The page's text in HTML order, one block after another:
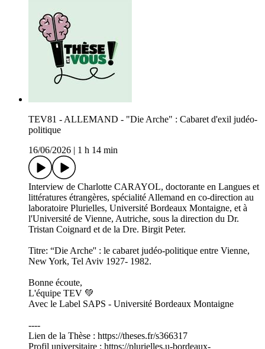
TEV81 - ALLEMAND - "Die Arche" : Cabaret d'exil judéo-
politique
16/06/2026
1 h 14 min
Interview de Charlotte CARAYOL, doctorante en Langues et
littératures étrangères, spécialité Allemand en co-direction au
laboratoire Plurielles, Université Bordeaux Montaigne, et à
l'Université de Vienne, Autriche, sous la direction du Dr.
Tristan Coignard et de la Dre. Birgit Peter.
Titre: “Die Arche'' : le cabaret judéo-politique entre Vienne,
New York, Tel Aviv 1927- 1982.
Bonne écoute,
L'équipe TEV 💚
Avec le Label SAPS - Université Bordeaux Montaigne
----
Lien de la Thèse : https://theses.fr/s366317
Profil universitaire : https://plurielles.u-bordeaux-